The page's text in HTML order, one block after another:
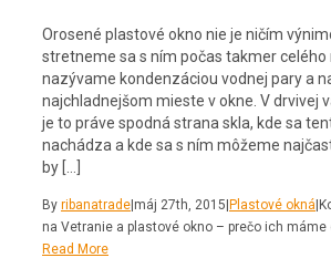
Orosené plastové okno nie je ničím
stretneme sa s ním počas takmer celého
nazývame kondenzáciou vodnej pary a
najchladnejšom mieste v okne. V drvivej
je to práve spodná strana skla, kde sa
nachádza a kde sa s ním môžeme
by […]
By ribanatrade|máj 27th, 2015|Plastové okná|
na Vetranie a plastové okno – prečo ich máme
Read More